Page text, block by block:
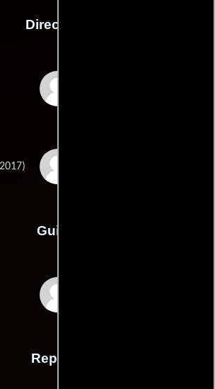
Dirección
Guión
Reparto